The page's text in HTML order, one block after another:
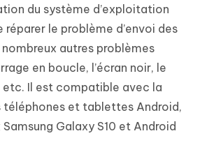
du système d’exploitation
le problème d’envoi des
nombreux autres problèmes
en boucle, l’écran noir, le
Il est compatible avec la
et tablettes Android,
Galaxy S10 et Android